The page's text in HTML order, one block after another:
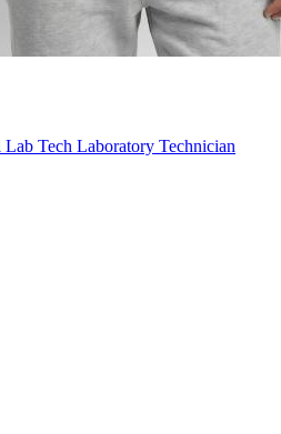
Lab Tech Laboratory Technician